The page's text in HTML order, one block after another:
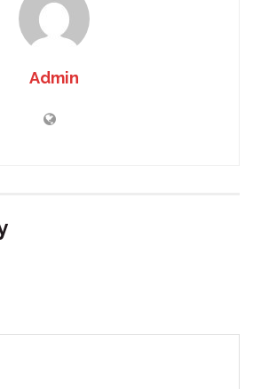
Admin